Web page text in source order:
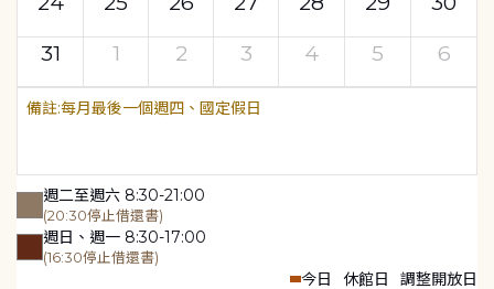
31
1 2 3 4 5 6
每月最後一個週四、國定假日
週二至週六 8:30-21:00
(20:30停止借還書)
週日、週一 8:30-17:00
(16:30停止借還書)
今日 休館日 調整開放日